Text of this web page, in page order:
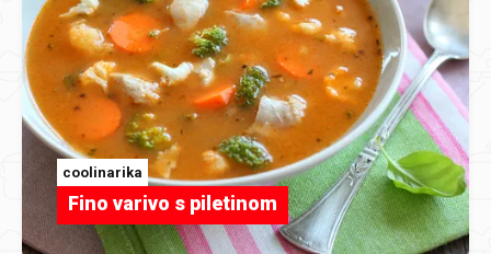
coolinarika
Fino varivo s piletinom